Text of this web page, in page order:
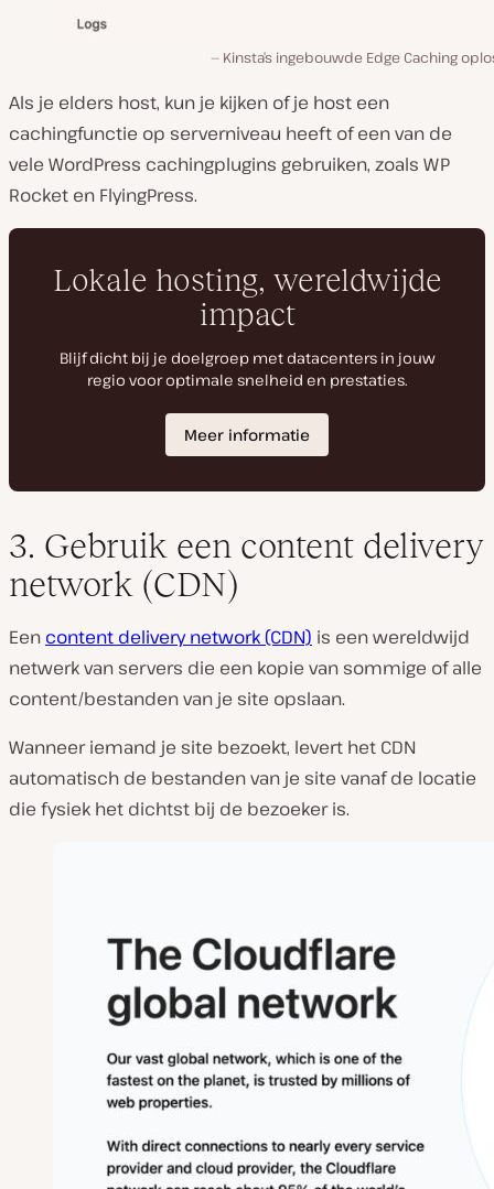
Kinsta’s ingebouwde Edge Caching
Als je elders host, kun je kijken of je host een
cachingfunctie op serverniveau heeft of een van de
vele WordPress cachingplugins gebruiken, zoals WP
Rocket en FlyingPress.
3. Gebruik een content delivery
network (CDN)
Een content delivery network (CDN) is een wereldwijd
netwerk van servers die een kopie van sommige of alle
content/bestanden van je site opslaan.
Wanneer iemand je site bezoekt, levert het CDN
automatisch de bestanden van je site vanaf de locatie
die fysiek het dichtst bij de bezoeker is.